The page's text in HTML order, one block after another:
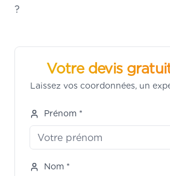
?
Votre devis
Laissez vos coordonnées, un
Prénom *
Nom *